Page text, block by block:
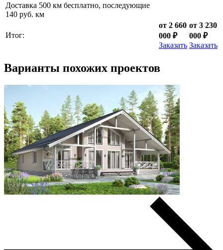
Доставка 500 км бесплатно, последующие
140 руб. км
Итог:
от 2 660
000 ₽
Заказать
от 3 230
000 ₽
Заказать
Варианты похожих проектов